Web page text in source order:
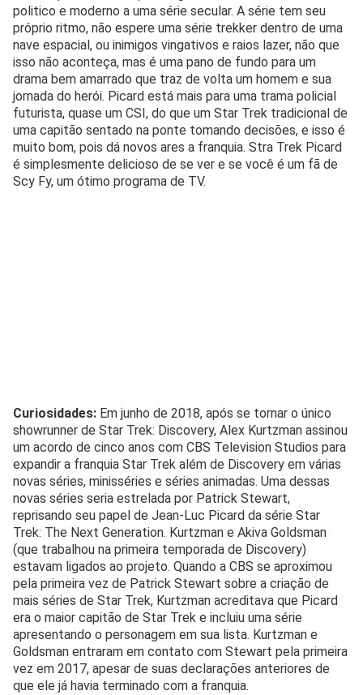
politico e moderno a uma série secular. A série tem seu
próprio ritmo, não espere uma série trekker dentro de uma
nave espacial, ou inimigos vingativos e raios lazer, não que
isso não aconteça, mas é uma pano de fundo para um
drama bem amarrado que traz de volta um homem e sua
jornada do herói. Picard está mais para uma trama policial
futurista, quase um CSI, do que um Star Trek tradicional de
uma capitão sentado na ponte tomando decisões, e isso é
muito bom, pois dá novos ares a franquia. Stra Trek Picard
é simplesmente delicioso de se ver e se você é um fã de
Scy Fy, um ótimo programa de TV.
Curiosidades: Em junho de 2018, após se tornar o único
showrunner de Star Trek: Discovery, Alex Kurtzman assinou
um acordo de cinco anos com CBS Television Studios para
expandir a franquia Star Trek além de Discovery em várias
novas séries, minisséries e séries animadas. Uma dessas
novas séries seria estrelada por Patrick Stewart,
reprisando seu papel de Jean-Luc Picard da série Star
Trek: The Next Generation. Kurtzman e Akiva Goldsman
(que trabalhou na primeira temporada de Discovery)
estavam ligados ao projeto. Quando a CBS se aproximou
pela primeira vez de Patrick Stewart sobre a criação de
mais séries de Star Trek, Kurtzman acreditava que Picard
era o maior capitão de Star Trek e incluiu uma série
apresentando o personagem em sua lista. Kurtzman e
Goldsman entraram em contato com Stewart pela primeira
vez em 2017, apesar de suas declarações anteriores de
que ele já havia terminado com a franquia.